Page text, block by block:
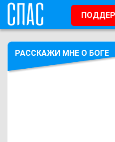
РАССКАЖИ МНЕ О БОГЕ